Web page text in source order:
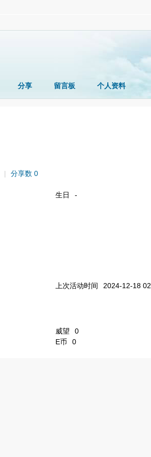
分享 留言板 个人资料
| 分享数 0
生日 -
上次活动时间
2024-12-18
威望
0
E币 0